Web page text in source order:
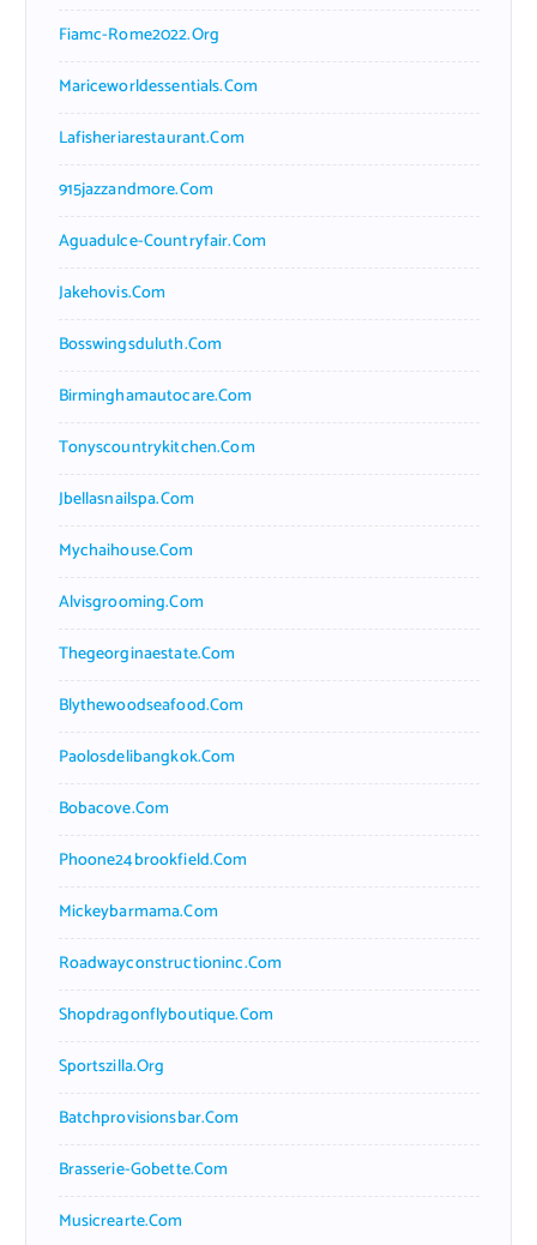
Fiamc-Rome2022.org
Mariceworldessentials.com
Lafisheriarestaurant.com
915jazzandmore.com
Aguadulce-Countryfair.com
Jakehovis.com
Bosswingsduluth.com
Birminghamautocare.com
Tonyscountrykitchen.com
Jbellasnailspa.com
Mychaihouse.com
Alvisgrooming.com
Thegeorginaestate.com
Blythewoodseafood.com
Paolosdelibangkok.com
Bobacove.com
Phoone24brookfield.com
Mickeybarmama.com
Roadwayconstructioninc.com
Shopdragonflyboutique.com
Sportszilla.org
Batchprovisionsbar.com
Brasserie-Gobette.com
Musicrearte.com